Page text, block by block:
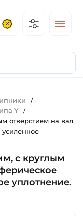
/
Y /
отверстием на вал
с круглым
уплотнение.